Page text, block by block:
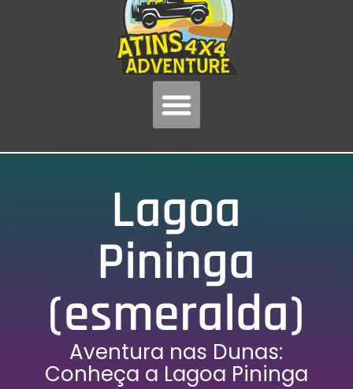
Lagoa
Pininga
(esmeralda)
Aventura nas Dunas:
Conheça a Lagoa Pininga